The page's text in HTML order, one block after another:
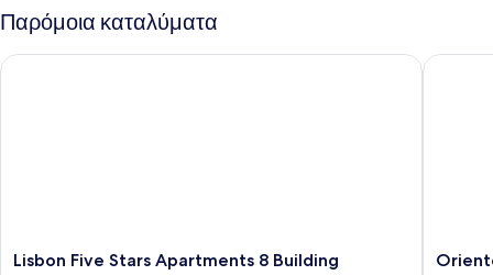
Παρόμοια καταλύματα
Lisbon
Lisbon Five Stars Apartments 8 Building
Lisbon Five Stars Apartments 8 Building
Oriente
Oriente